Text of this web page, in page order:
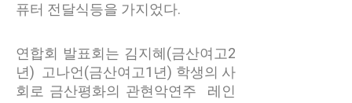
퓨터 전달식등을 가지었다.
연합회 발표회는 김지혜(금산여고2
년) 고나언(금산여고1년) 학생의 사
회로 금산평화의 관현악연주 레인